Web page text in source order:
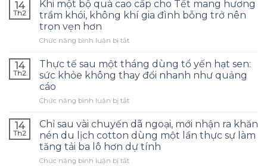
14
Th2
Khi một bộ quà cao cấp cho Tết mang hương
trầm khói, không khí gia đình bỗng trở nên
trọn vẹn hơn
Chức năng bình luận bị tắtở
một
bộ
quà
cấp
Tết
mang
hương
trầm
khói,
14
Th2
Thực tế sau một tháng dùng tổ yến hạt sen:
sức khỏe không thay đổi nhanh như quảng
cáo
Chức năng bình luận bị tắtở
tế
sau
một
tháng
dùng
14
Th2
Chỉ sau vài chuyến dã ngoại, mới nhận ra khăn
nén du lịch cotton dùng một lần thực sự làm
tăng tải ba lô hơn dự tính
Chức năng bình luận bị tắtở